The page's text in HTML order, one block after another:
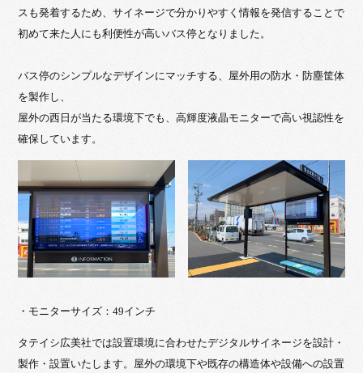
スも発着するため、サイネージで分かりやすく情報を発信することで
初めて来た人にも利便性が高いバス停となりました。
バス停のシンプルなデザインにマッチする、屋外用の防水・防塵筐体
を製作し、
屋外の西日が当たる環境下でも、高輝度液晶モニターで高い視認性を
確保しています。
・モニターサイズ：49インチ
タテイシ広美社では設置環境に合わせたデジタルサイネージを設計・
製作・設置いたします。屋外の環境下や既存の構造体や設備への設置